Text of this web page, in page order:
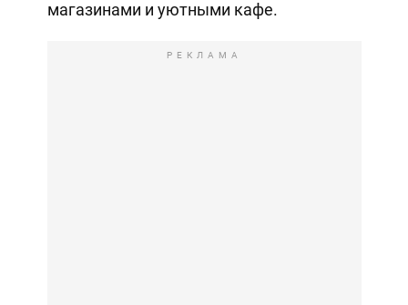
магазинами и уютными кафе.
РЕКЛАМА